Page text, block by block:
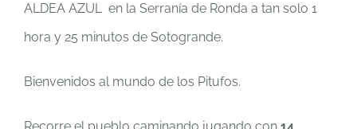
ALDEA AZUL en la Serranía de Ronda a tan solo 1
hora y 25 minutos de Sotogrande.
Bienvenidos al mundo de los Pitufos.